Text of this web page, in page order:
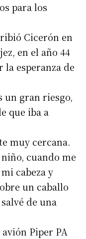
para los
Cicerón en
en el año 44
esperanza de
un gran riesgo,
que iba a
muy cercana.
cuando me
cabeza y
un caballo
de una
Piper PA